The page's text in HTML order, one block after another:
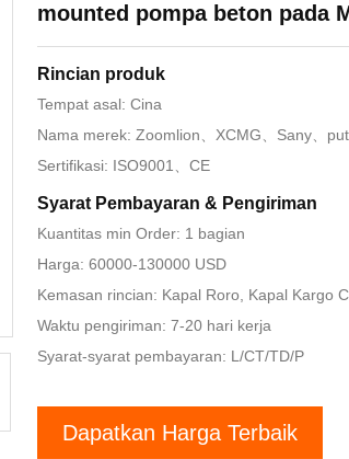
mounted pompa beton pada
Rincian produk
Tempat asal: Cina
Nama merek: Zoomlion、XCMG、Sany、
Sertifikasi: ISO9001、CE
Syarat Pembayaran & Pengiriman
Kuantitas min Order: 1 bagian
Harga: 60000-130000 USD
Kemasan rincian: Kapal Roro, Kapal Kargo
Waktu pengiriman: 7-20 hari kerja
Syarat-syarat pembayaran: L/CT/TD/P
Dapatkan Harga Terbaik